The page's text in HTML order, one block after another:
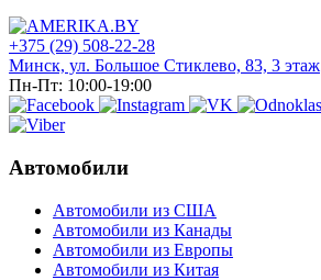
+375 (29) 508-22-28
Минск, ул. Большое Стиклево, 83, 3 этаж
Пн-Пт: 10:00-19:00
Автомобили
Автомобили из США
Автомобили из Канады
Автомобили из Европы
Автомобили из Китая